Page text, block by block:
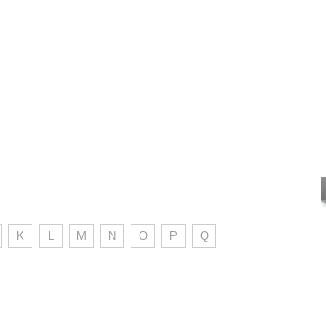
K L M N O P Q